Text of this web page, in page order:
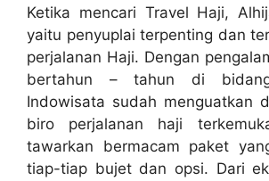
Ketika mencari Travel Haji,
yaitu penyuplai terpenting dan
perjalanan Haji. Dengan
bertahun – tahun di
Indowisata sudah menguatkan
biro perjalanan haji
tawarkan bermacam paket
tiap-tiap bujet dan opsi. Dari